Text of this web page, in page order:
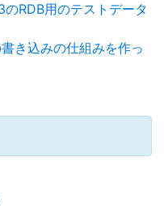
RDB用のテストデータ
き込みの仕組みを作っ